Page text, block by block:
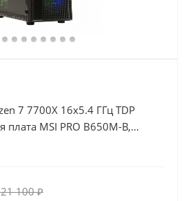
7 7700X 16x5.4 ГГц TDP
плата MSI PRO B650M-B,
8Гб, Память DDR5 16Gb,
100₽